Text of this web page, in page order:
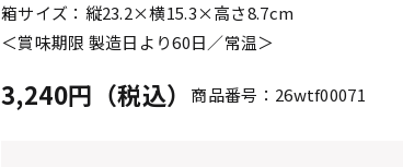
箱サイズ：縦23.2×横15.3×高さ8.7cm
＜賞味期限 製造日より60日／常温＞
3,240円（税込） 商品番号：26wtf00071